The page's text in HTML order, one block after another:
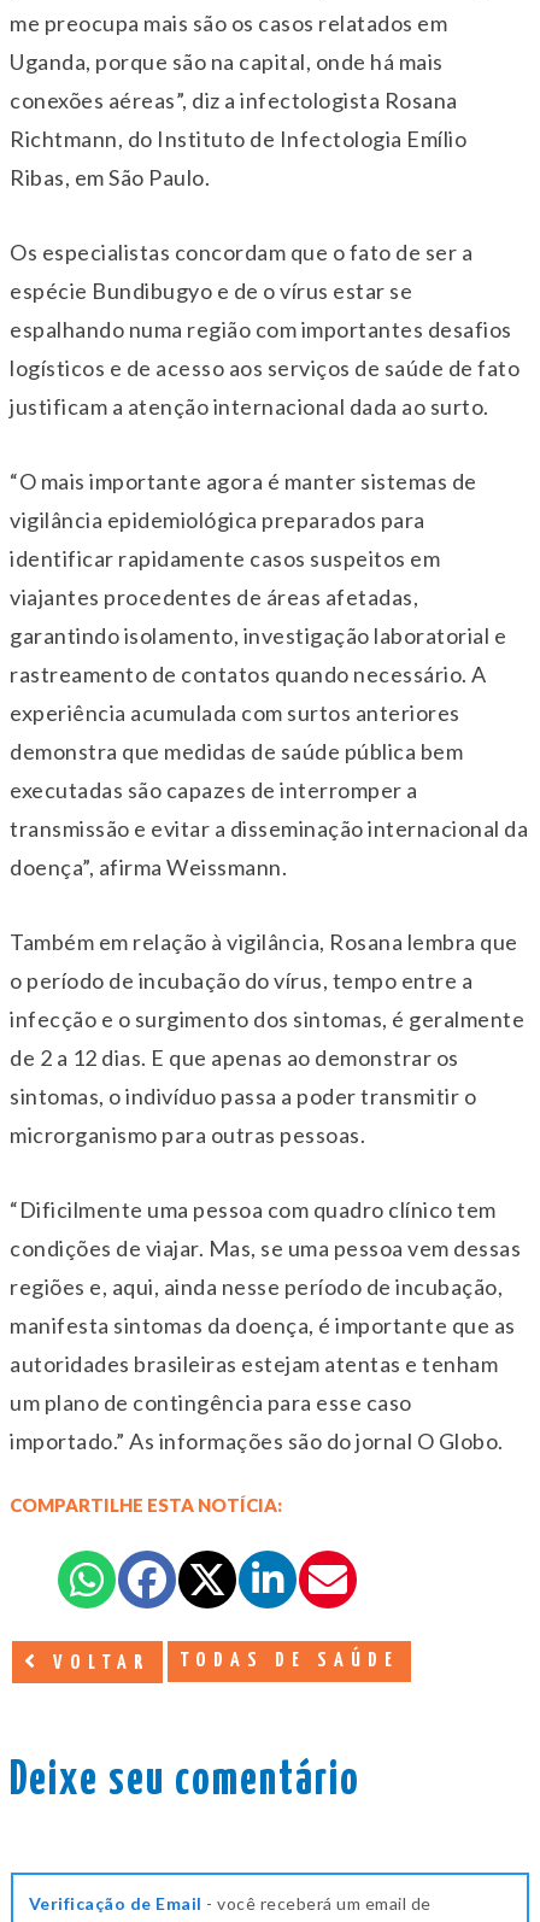
me preocupa mais são os casos relatados em
Uganda, porque são na capital, onde há mais
conexões aéreas”, diz a infectologista Rosana
Richtmann, do Instituto de Infectologia Emílio
Ribas, em São Paulo.
Os especialistas concordam que o fato de ser a
espécie Bundibugyo e de o vírus estar se
espalhando numa região com importantes desafios
logísticos e de acesso aos serviços de saúde de fato
justificam a atenção internacional dada ao surto.
“O mais importante agora é manter sistemas de
vigilância epidemiológica preparados para
identificar rapidamente casos suspeitos em
viajantes procedentes de áreas afetadas,
garantindo isolamento, investigação laboratorial e
rastreamento de contatos quando necessário. A
experiência acumulada com surtos anteriores
demonstra que medidas de saúde pública bem
executadas são capazes de interromper a
transmissão e evitar a disseminação internacional da
doença”, afirma Weissmann.
Também em relação à vigilância, Rosana lembra que
o período de incubação do vírus, tempo entre a
infecção e o surgimento dos sintomas, é geralmente
de 2 a 12 dias. E que apenas ao demonstrar os
sintomas, o indivíduo passa a poder transmitir o
microrganismo para outras pessoas.
“Dificilmente uma pessoa com quadro clínico tem
condições de viajar. Mas, se uma pessoa vem dessas
regiões e, aqui, ainda nesse período de incubação,
manifesta sintomas da doença, é importante que as
autoridades brasileiras estejam atentas e tenham
um plano de contingência para esse caso
importado.” As informações são do jornal O Globo.
COMPARTILHE ESTA NOTÍCIA:
VOLTAR TODAS DE SAÚDE
Deixe seu comentário
Verificação de Email - você receberá um email de